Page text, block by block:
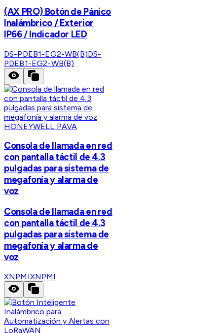
(AX PRO) Botón de Pánico
Inalámbrico / Exterior
IP66 / Indicador LED
DS-PDEB1-EG2-WB(B)DS-
PDEB1-EG2-WB(B)
HONEYWELL PAVA
Consola de llamada en red
con pantalla táctil de 4.3
pulgadas para sistema de
megafonía y alarma de
voz
Consola de llamada en red
con pantalla táctil de 4.3
pulgadas para sistema de
megafonía y alarma de
voz
XNPMIXNPMI